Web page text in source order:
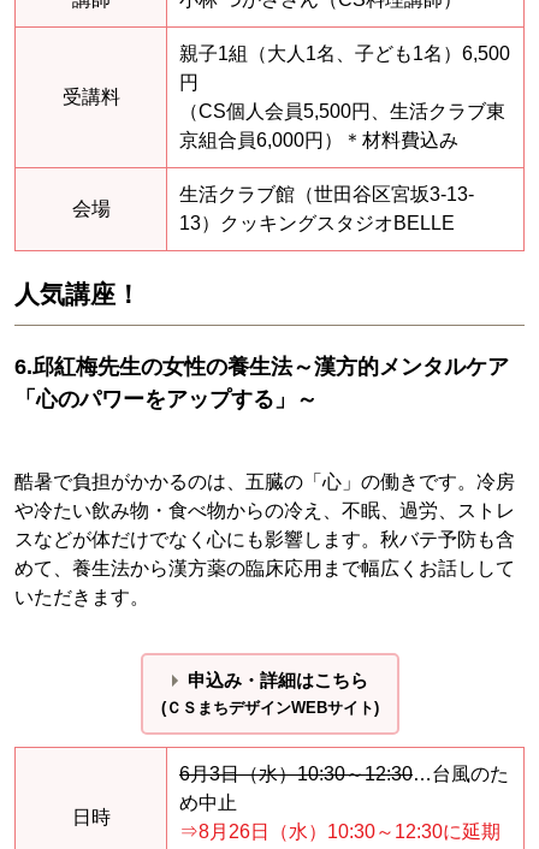
受講料
親子1組（大人1名、子ども1名）6,500
円
（CS個人会員5,500円、生活クラブ東
京組合員6,000円）＊材料費込み
会場
生活クラブ館（世田谷区宮坂3-13-
13）クッキングスタジオBELLE
人気講座！
6.邱紅梅先生の女性の養生法～漢方的メンタルケア
「心のパワーをアップする」～
酷暑で負担がかかるのは、五臓の「心」の働きです。冷房
や冷たい飲み物・食べ物からの冷え、不眠、過労、ストレ
スなどが体だけでなく心にも影響します。秋バテ予防も含
めて、養生法から漢方薬の臨床応用まで幅広くお話しして
いただきます。
申込み・詳細はこちら
(ＣＳまちデザインWEBサイト)
日時
6月3日（水）10:30～12:30…台風のた
め中止
⇒8月26日（水）10:30～12:30に延期